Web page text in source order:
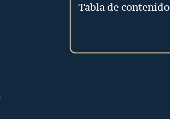
Derecho de Familia
Tabla de contenido